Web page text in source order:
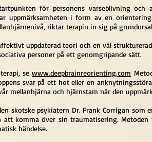
för personens varseblivning och
uppmärksamheten i form av en
riktar terapin in sig på
uppdaterad teori och en väl
personer på ett genomgripande sätt.
sewww.deepbrainreorienting.com
svar på ett hot eller en
mellanhjärna och hjärnstam när den
skotske psykiatern Dr. Frank Corrigan som
komma över sin traumatisering.
händelse.